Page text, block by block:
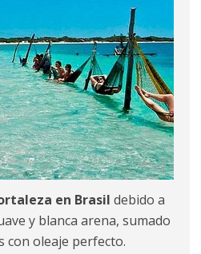
en Brasil debido a
y blanca arena, sumado
con oleaje perfecto.